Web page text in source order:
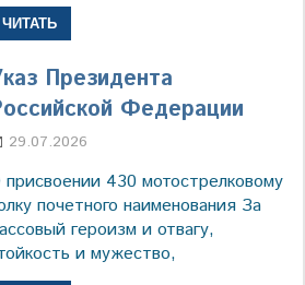
ЧИТАТЬ
Президента
Федерации
29.07.2026
430 мотострелковому
почетного наименования За
героизм и отвагу,
и мужество,